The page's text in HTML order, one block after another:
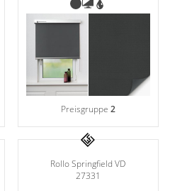
Preisgruppe 2
Rollo Springfield VD
27331